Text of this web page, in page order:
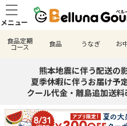
食品定期
コース 食品 うなぎ お
熊本地震に伴う配送の
夏季休暇に伴うお届け予
クール代金・離島追加送